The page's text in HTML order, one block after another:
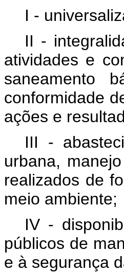
I -
II -
atividades e
saneamento
conformidade
ações e
III -
urbana,
realizados de
meio ambiente;
IV -
públicos de
e à segurança